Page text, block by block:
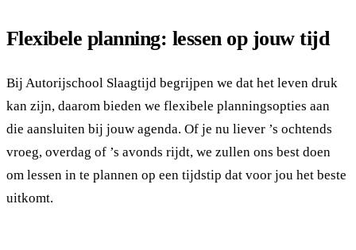
Flexibele planning: lessen op jouw tijd
Bij Autorijschool Slaagtijd begrijpen we dat het leven druk
kan zijn, daarom bieden we flexibele planningsopties aan
die aansluiten bij jouw agenda. Of je nu liever ’s ochtends
vroeg, overdag of ’s avonds rijdt, we zullen ons best doen
om lessen in te plannen op een tijdstip dat voor jou het beste
uitkomt.